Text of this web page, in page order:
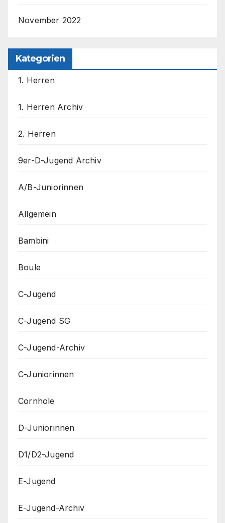
November 2022
Kategorien
1. Herren
1. Herren Archiv
2. Herren
9er-D-Jugend Archiv
A/B-Juniorinnen
Allgemein
Bambini
Boule
C-Jugend
C-Jugend SG
C-Jugend-Archiv
C-Juniorinnen
Cornhole
D-Juniorinnen
D1/D2-Jugend
E-Jugend
E-Jugend-Archiv